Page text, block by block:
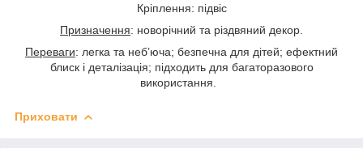
Кріплення: підвіс
Призначення: новорічний та різдвяний декор.
Переваги: легка та неб’юча; безпечна для дітей; ефектний
блиск і деталізація; підходить для багаторазового
використання.
Приховати